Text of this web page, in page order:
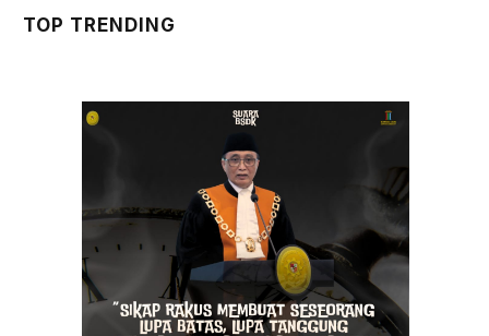
TOP TRENDING